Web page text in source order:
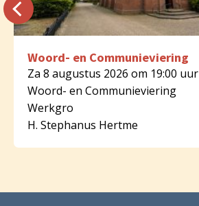
Woord- en Communieviering
Za 8 augustus 2026 om 19:00 uur
Woord- en Communieviering
Werkgro
H. Stephanus Hertme